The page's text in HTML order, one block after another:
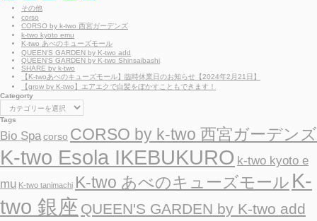
a
c
e
b
o
o
k
w
i
t
t
e
r
e
n
a
n
その他
corso
CORSO by k-two 西宮ガーデンズ
k-two kyoto emu
K-two あべのキューズモール
QUEEN'S GARDEN by K-two add
QUEEN'S GARDEN by K-two Shinsaibashi
SHARE by k-two
【K-twoあべのキューズモール】臨時休業日のお知らせ【2024年2月21日】
【grow by K-two】エアエクで白髪をぼかすこともできます！
Categorty
C
t
g
o
y
Tags
Bio Spa corso CORSO by k-two 西宮ガーデンズ
K-two Esola IKEBUKURO k-two kyoto e
mu K-two tanimachi K-two あべのキューズモール K-
two 銀座 QUEEN'S GARDEN by K-two add